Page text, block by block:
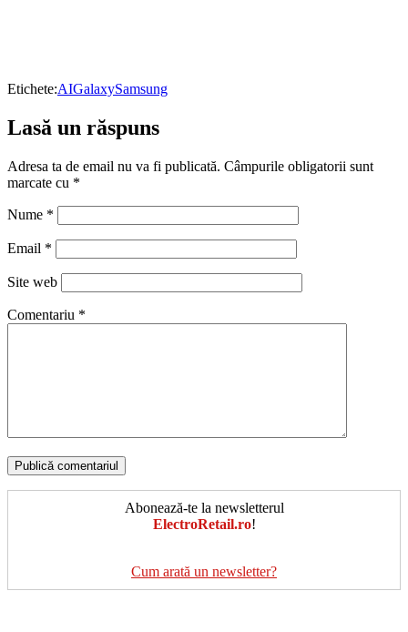
Etichete:AIGalaxySamsung
Lasă un răspuns
Adresa ta de email nu va fi publicată. Câmpurile obligatorii sunt
marcate cu *
Nume *
Email *
Site web
Comentariu *
Abonează-te la newsletterul
ElectroRetail.ro!
Cum arată un newsletter?